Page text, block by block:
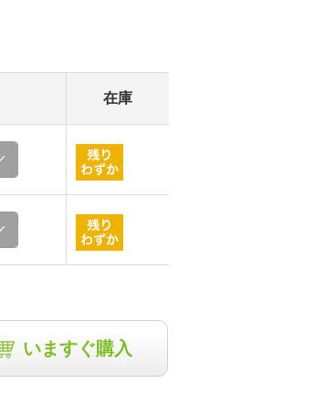
在庫
いますぐ購入